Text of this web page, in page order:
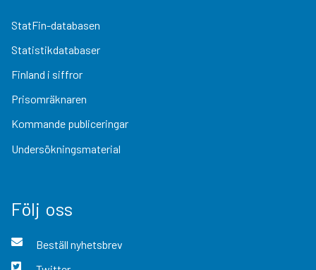
StatFin-databasen
Statistikdatabaser
Finland i siffror
Prisomräknaren
Kommande publiceringar
Undersökningsmaterial
Följ oss
Beställ nyhetsbrev